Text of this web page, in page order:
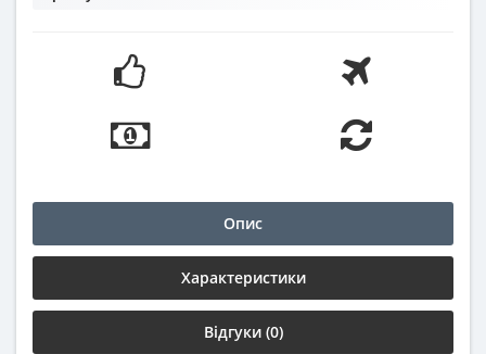
Опис
Характеристики
Відгуки (0)